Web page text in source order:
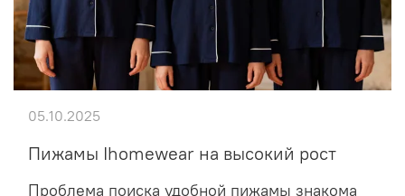
Пижамы Ihomewear на высокий рост
Проблема поиска удобной пижамы знакома
05.10.2025